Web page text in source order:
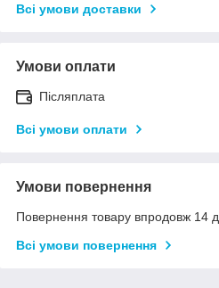
Всі умови доставки
Умови оплати
Післяплата
Всі умови оплати
Умови повернення
Повернення товару впродовж 14
Всі умови повернення